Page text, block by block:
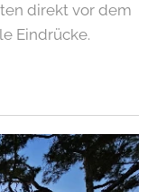
direkt vor dem
Eindrücke.